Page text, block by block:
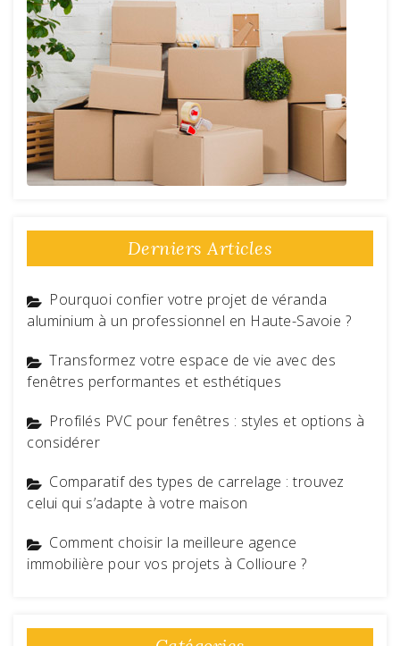
Derniers Articles
Pourquoi confier votre projet de véranda
aluminium à un professionnel en Haute-Savoie ?
Transformez votre espace de vie avec des
fenêtres performantes et esthétiques
Profilés PVC pour fenêtres : styles et options à
considérer
Comparatif des types de carrelage : trouvez
celui qui s’adapte à votre maison
Comment choisir la meilleure agence
immobilière pour vos projets à Collioure ?